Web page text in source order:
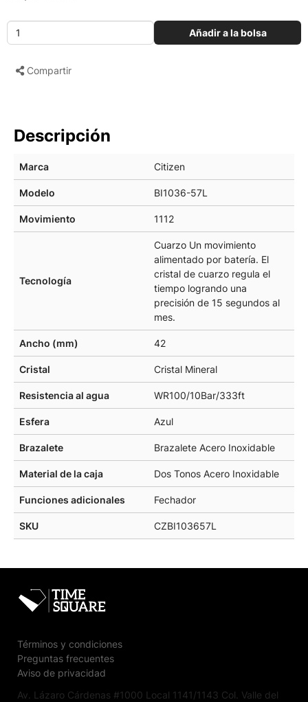
Añadir a la bolsa
Compartir
Descripción
Marca Citizen
Modelo BI1036-57L
Movimiento 1112
Tecnología
Cuarzo Un movimiento
alimentado por batería. El
cristal de cuarzo regula el
tiempo logrando una
precisión de 15 segundos al
mes.
Ancho (mm) 42
Cristal Cristal Mineral
Resistencia al agua WR100/10Bar/333ft
Esfera Azul
Brazalete Brazalete Acero Inoxidable
Material de la caja Dos Tonos Acero Inoxidable
Funciones adicionales Fechador
SKU CZBI103657L
Términos y condiciones
Preguntas frecuentes
Aviso de privacidad
Av. Lázaro Cárdenas #1000 Local 1141/1143 Col. Valle del